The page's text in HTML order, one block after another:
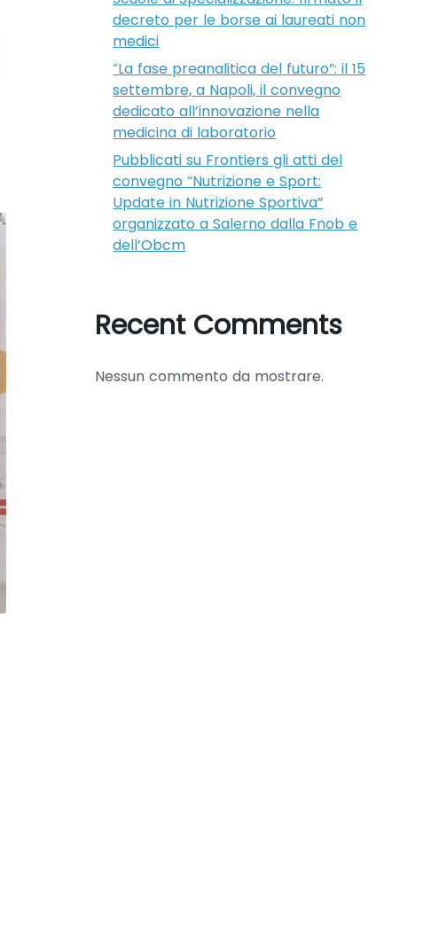
decreto per le borse ai laureati non
medici
“La fase preanalitica del futuro”: il 15
settembre, a Napoli, il convegno
dedicato all’innovazione nella
medicina di laboratorio
Pubblicati su Frontiers gli atti del
convegno “Nutrizione e Sport:
Update in Nutrizione Sportiva”
organizzato a Salerno dalla Fnob e
dell’Obcm
Recent Comments
Nessun commento da mostrare.